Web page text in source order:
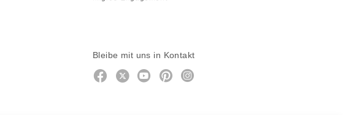
Bleibe mit uns in Kontakt
Facebook
https://twitter.com/migros
https://www.youtube.com/user/
PinterestInstagram